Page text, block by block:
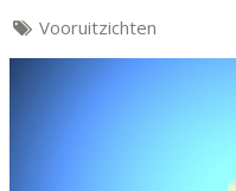
Vooruitzichten